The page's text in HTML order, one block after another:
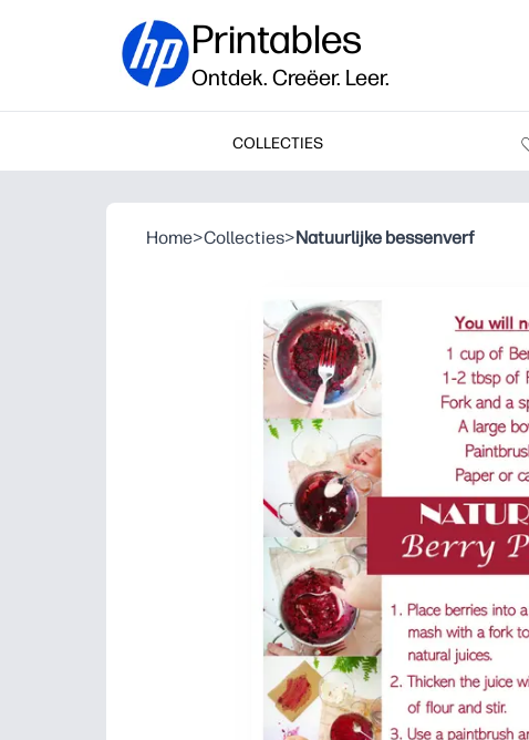
Printables
Ontdek. Creëer. Leer.
COLLECTIES
Home>Collecties>Natuurlijke bessenverf